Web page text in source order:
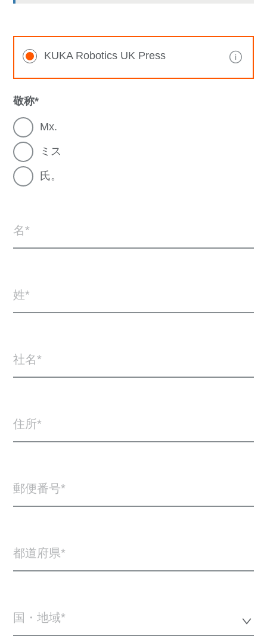
KUKA Robotics UK Press
敬称
Mx.
ミス
氏。
名
姓
社名
住所
郵便番号
都道府県
国・地域*